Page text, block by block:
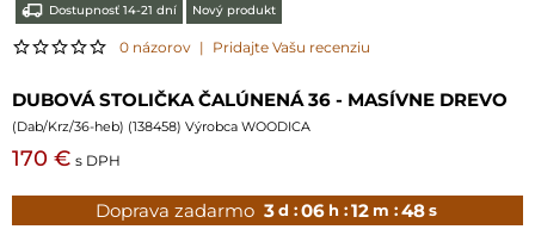
Dostupnosť 14-21 dní Nový produkt
0 názorov | Pridajte Vašu recenziu
DUBOVÁ STOLIČKA ČALÚNENÁ 36 - MASÍVNE DREVO
(Dab/Krz/36-heb) (138458) Výrobca WOODICA
170 € s DPH
Doprava zadarmo 3d :06 h :12 m :46s